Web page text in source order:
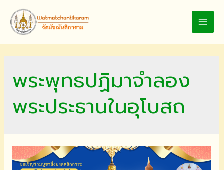
content
พระพุทธปฏิมาจำลอง
พระประธานในอุโบสถ